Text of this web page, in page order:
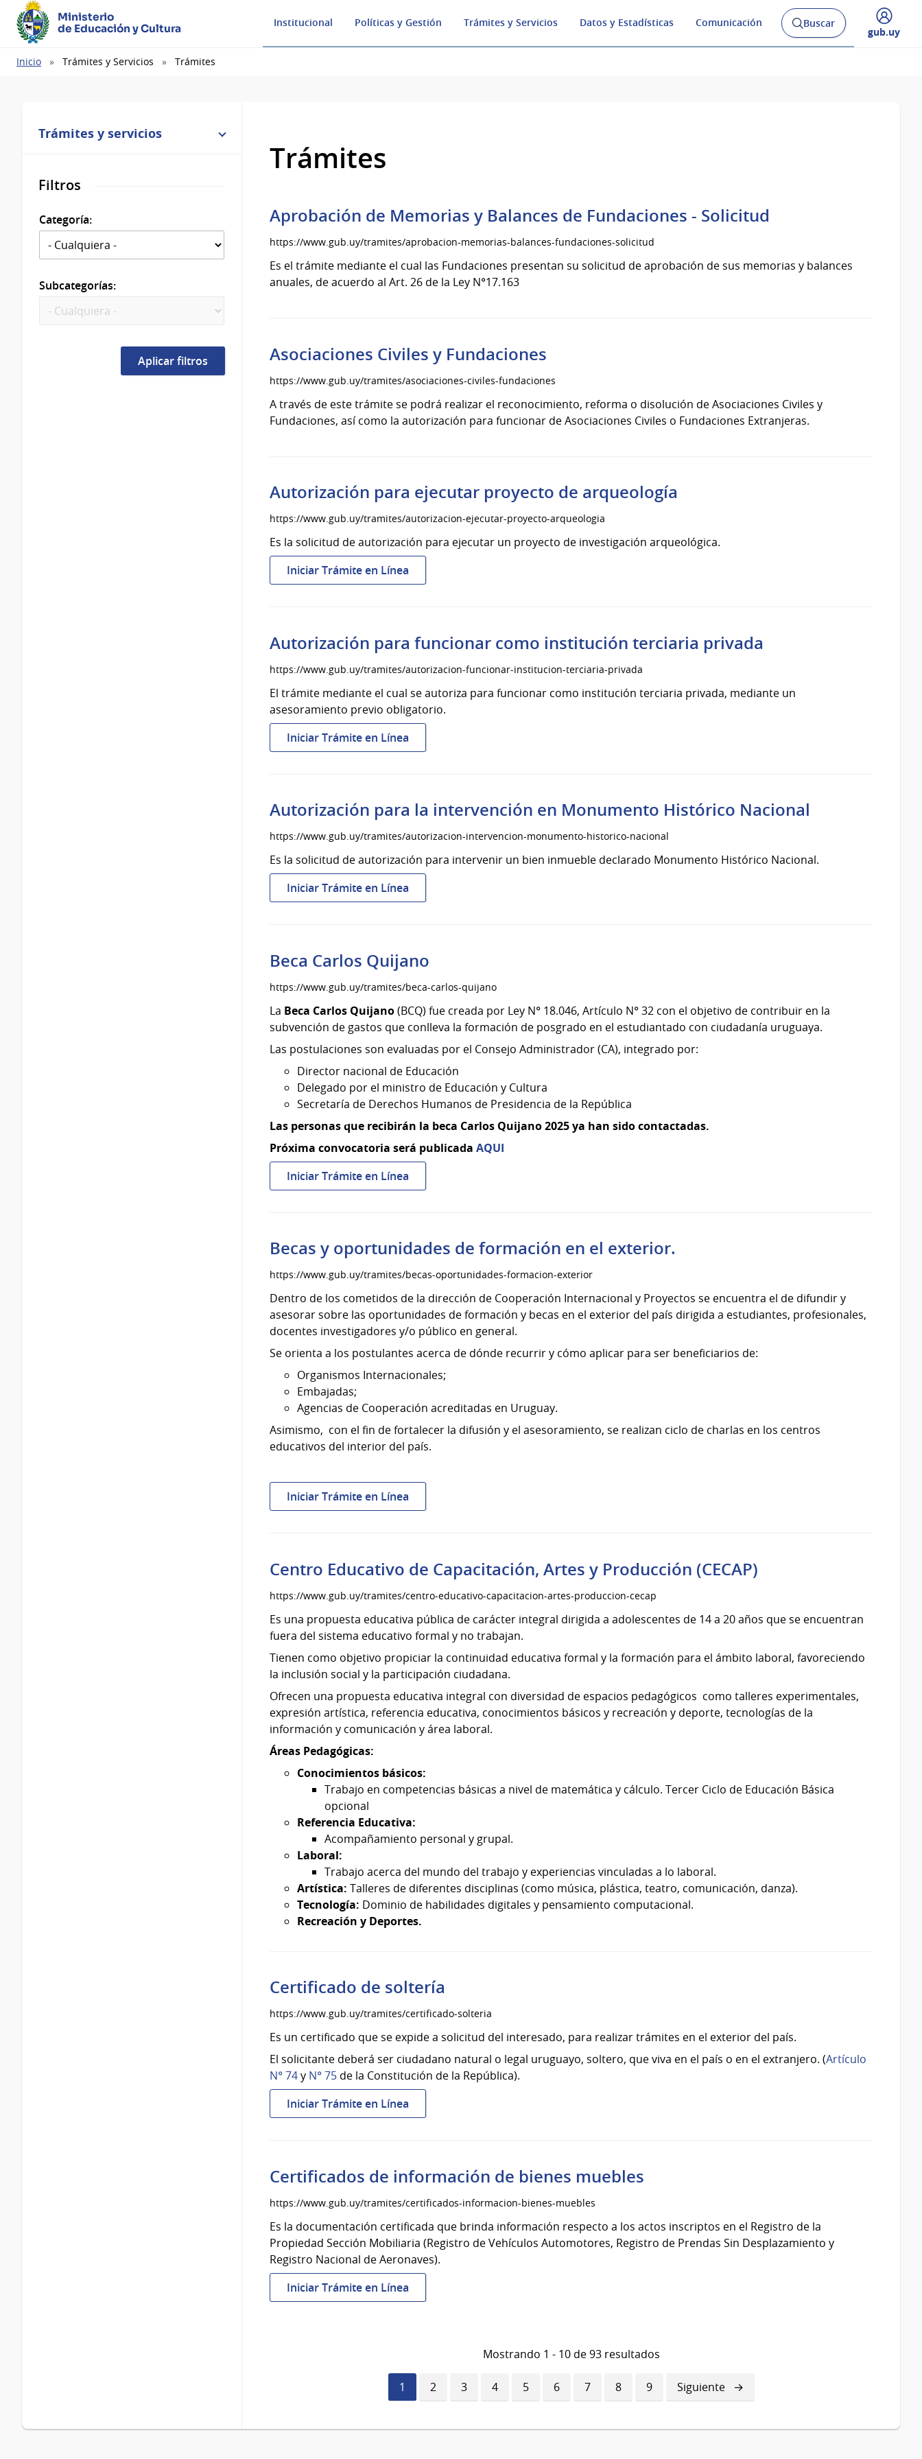
Ministerio
de Educación y Cultura
Institucional Políticas y Gestión Trámites y Servicios Datos y Estadísticas Comunicación
Abrir
buscador
Buscar
Desplegar
gub.uy
Ruta
Inicio Trámites y Servicios Trámites
Trámites y servicios
Filtros
Categoría:
Subcategorías:
Trámites
Aprobación de Memorias y Balances de Fundaciones - Solicitud
https://www.gub.uy/tramites/aprobacion-memorias-balances-fundaciones-solicitud
Es el trámite mediante el cual las Fundaciones presentan su solicitud de aprobación de sus memorias y balances
anuales, de acuerdo al Art. 26 de la Ley N°17.163
Asociaciones Civiles y Fundaciones
https://www.gub.uy/tramites/asociaciones-civiles-fundaciones
A través de este trámite se podrá realizar el reconocimiento, reforma o disolución de Asociaciones Civiles y
Fundaciones, así como la autorización para funcionar de Asociaciones Civiles o Fundaciones Extranjeras.
Autorización para ejecutar proyecto de arqueología
https://www.gub.uy/tramites/autorizacion-ejecutar-proyecto-arqueologia
Es la solicitud de autorización para ejecutar un proyecto de investigación arqueológica.
Iniciar Trámite en Línea
Autorización
proyecto
de
arqueología
Autorización para funcionar como institución terciaria privada
https://www.gub.uy/tramites/autorizacion-funcionar-institucion-terciaria-privada
El trámite mediante el cual se autoriza para funcionar como institución terciaria privada, mediante un
asesoramiento previo obligatorio.
Iniciar Trámite en Línea
Autorización
como
institución
terciaria
privada
Autorización para la intervención en Monumento Histórico Nacional
https://www.gub.uy/tramites/autorizacion-intervencion-monumento-historico-nacional
Es la solicitud de autorización para intervenir un bien inmueble declarado Monumento Histórico Nacional.
Iniciar Trámite en Línea
Autorización
en
Monumento
Nacional
Beca Carlos Quijano
https://www.gub.uy/tramites/beca-carlos-quijano
La Beca Carlos Quijano(BCQ) fue creada por Ley N° 18.046, Artículo N° 32 con el objetivo de contribuir en la
subvención de gastos que conlleva la formación de posgrado en el estudiantado con ciudadanía uruguaya.
Las postulaciones son evaluadas por el Consejo Administrador (CA), integrado por:
Director nacional de Educación
Delegado por el ministro de Educación y Cultura
Secretaría de Derechos Humanos de Presidencia de la República
Las personas que recibirán la beca Carlos Quijano 2025 ya han sido contactadas.
Próxima convocatoria será publicada AQUI
Iniciar Trámite en Línea
Beca
Becas y oportunidades de formación en el exterior.
https://www.gub.uy/tramites/becas-oportunidades-formacion-exterior
Dentro de los cometidos de la dirección de Cooperación Internacional y Proyectos se encuentra el de difundir y
asesorar sobre las oportunidades de formación y becas en el exterior del país dirigida a estudiantes, profesionales,
docentes investigadores y/o público en general.
Se orienta a los postulantes acerca de dónde recurrir y cómo aplicar para ser beneficiarios de:
Organismos Internacionales;
Embajadas;
Agencias de Cooperación acreditadas en Uruguay.
Asimismo, con el fin de fortalecer la difusión y el asesoramiento, se realizan ciclo de charlas en los centros
educativos del interior del país.
Iniciar Trámite en Línea
Becas
de
formación
en
exterior.
Centro Educativo de Capacitación, Artes y Producción (CECAP)
https://www.gub.uy/tramites/centro-educativo-capacitacion-artes-produccion-cecap
Es una propuesta educativa pública de carácter integral dirigida a adolescentes de 14 a 20 años que se encuentran
fuera del sistema educativo formal y no trabajan.
Tienen como objetivo propiciar la continuidad educativa formal y la formación para el ámbito laboral, favoreciendo
la inclusión social y la participación ciudadana.
Ofrecen una propuesta educativa integral con diversidad de espacios pedagógicos como talleres experimentales,
expresión artística, referencia educativa, conocimientos básicos y recreación y deporte, tecnologías de la
información y comunicación y área laboral.
Áreas Pedagógicas:
Conocimientos básicos:
Trabajo en competencias básicas a nivel de matemática y cálculo. Tercer Ciclo de Educación Básica
opcional
Referencia Educativa:
Acompañamiento personal y grupal.
Laboral:
Trabajo acerca del mundo del trabajo y experiencias vinculadas a lo laboral.
Artística: Talleres de diferentes disciplinas (como música, plástica, teatro, comunicación, danza).
Tecnología: Dominio de habilidades digitales y pensamiento computacional.
Recreación y Deportes.
Certificado de soltería
https://www.gub.uy/tramites/certificado-solteria
Es un certificado que se expide a solicitud del interesado, para realizar trámites en el exterior del país.
El solicitante deberá ser ciudadano natural o legal uruguayo, soltero, que viva en el país o en el extranjero. (Artículo
N° 74y N° 75 de la Constitución de la República).
Iniciar Trámite en Línea
Certificado
Certificados de información de bienes muebles
https://www.gub.uy/tramites/certificados-informacion-bienes-muebles
Es la documentación certificada que brinda información respecto a los actos inscriptos en el Registro de la
Propiedad Sección Mobiliaria (Registro de Vehículos Automotores, Registro de Prendas Sin Desplazamiento y
Registro Nacional de Aeronaves).
Iniciar Trámite en Línea
Certificados
muebles
Mostrando 1 - 10 de 93 resultados
Página
actual
1 Página
2 Página
3 Página
4 Página
5 Página
6 Página
7 Página
8 Página
9
Siguiente
página
Siguiente